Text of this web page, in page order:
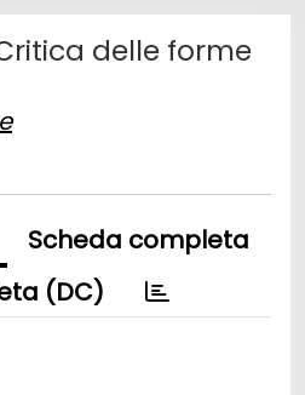
delle forme
Scheda completa
(DC)